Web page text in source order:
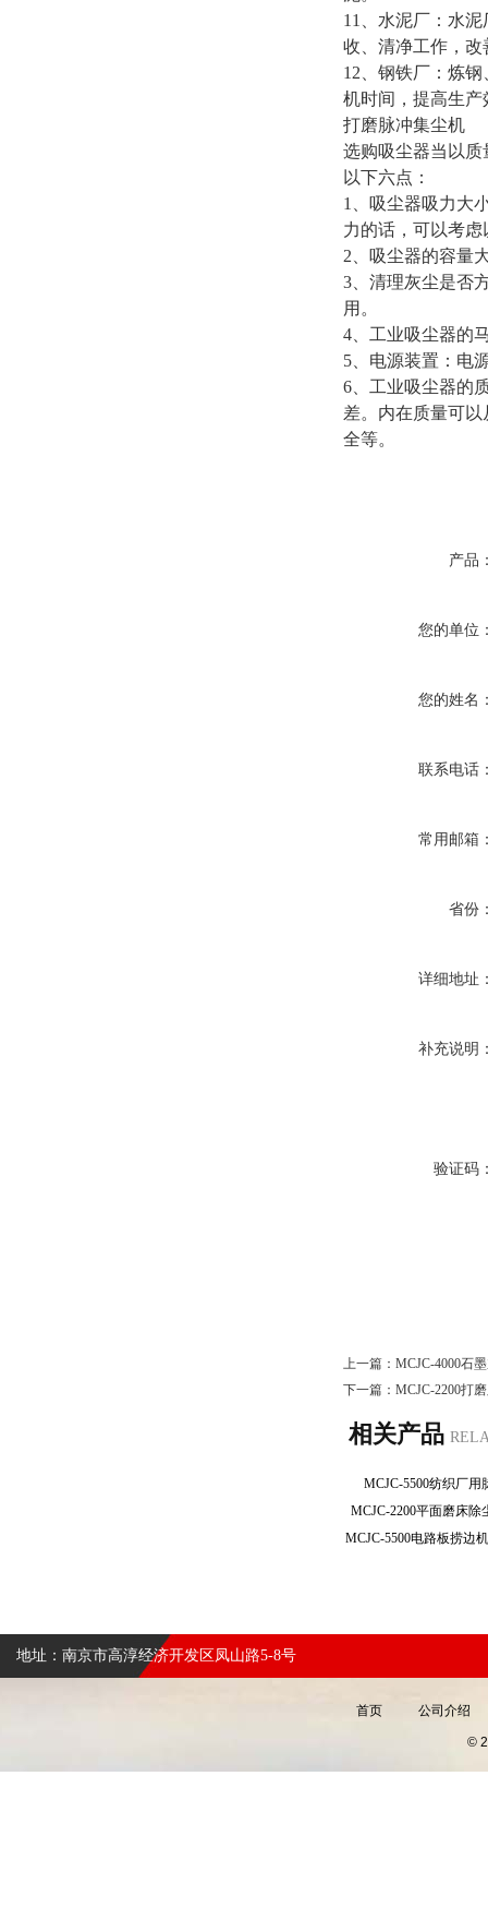
11、水泥厂：水
收、清净工作，
12、钢铁厂：炼
机时间，提高生产
打磨脉冲集尘机
选购吸尘器当以
以下六点：
1、吸尘器吸力大
力的话，可以考
2、吸尘器的容量
3、清理灰尘是否
用。
4、工业吸尘器的
5、电源装置：电
6、工业吸尘器的
差。内在质量可
全等。
产品
您的单位
您的姓名
联系电话
常用邮箱
省份
详细地址
补充说明
验证码
上一篇： MCJC-4000石
下一篇： MCJC-2200打
相关产品
MCJC-5500纺织厂
MCJC-2200平面磨床
地址：南京市高淳经济开发区凤山路5-8号
首页 公司介绍
©